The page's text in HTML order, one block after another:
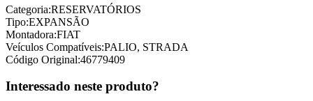
Categoria:RESERVATÓRIOS
Tipo:EXPANSÃO
Montadora:FIAT
Veículos Compatíveis:PALIO, STRADA
Código Original:46779409
Interessado neste produto?